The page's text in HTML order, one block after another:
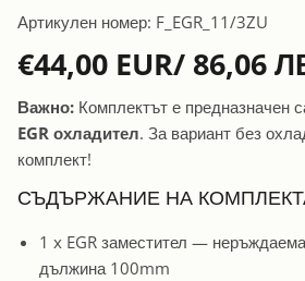
Артикулен номер: F_EGR_11/3ZU
€44,00 EUR/ 86,06
EGR DELETE / RACE PIPE ЗА
Важно: Комплектът е предназначен
EGR охладител. За вариант без
комплект!
СЪДЪРЖАНИЕ НА
1 x EGR заместител —
дължина 100mm